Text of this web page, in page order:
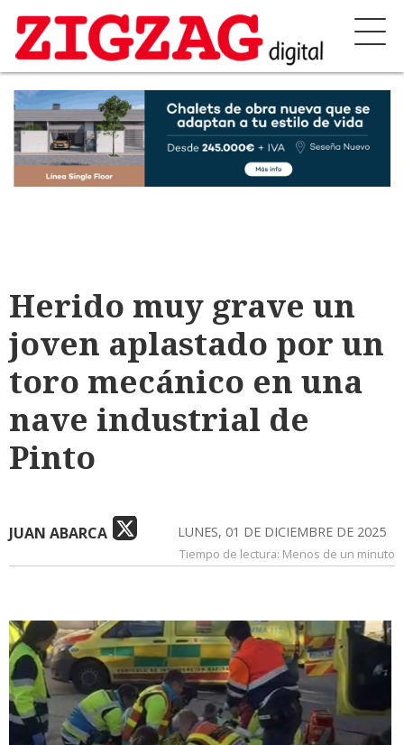
Herido muy grave un
joven aplastado por un
toro mecánico en una
nave industrial de
Pinto
JUAN ABARCA LUNES, 01 DE DICIEMBRE DE 2025
Tiempo de lectura: Menos de un minuto